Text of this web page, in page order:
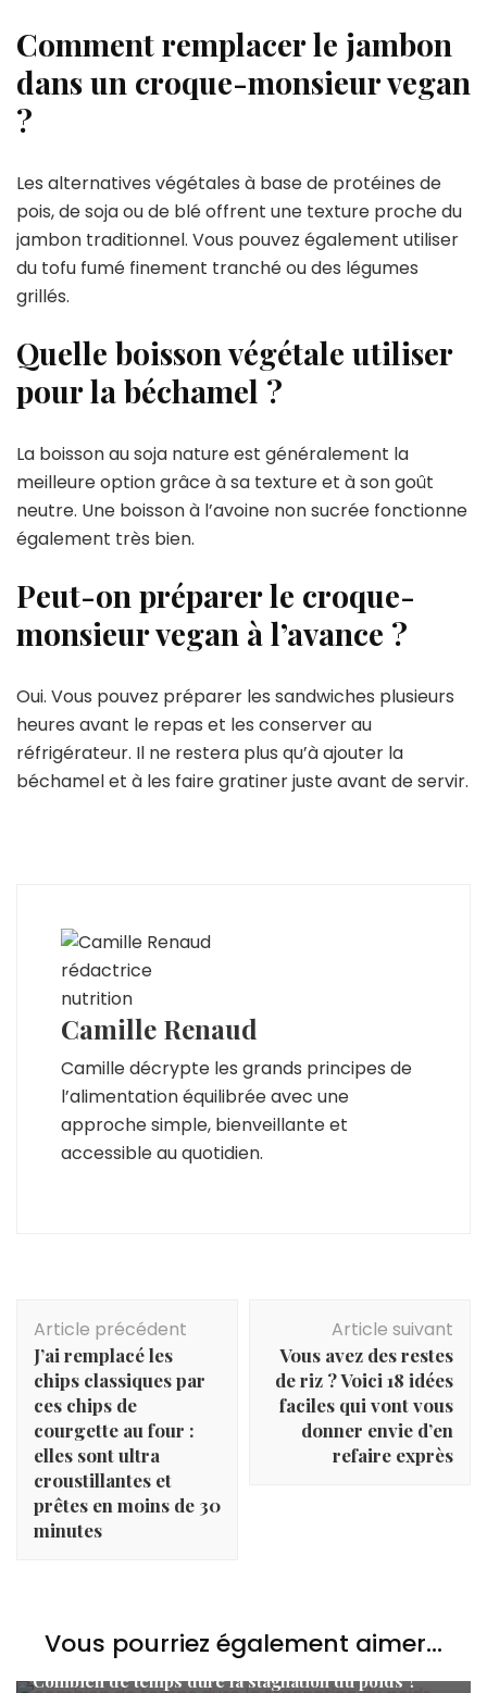
Comment remplacer le jambon
dans un croque-monsieur vegan
?
Les alternatives végétales à base de protéines de
pois, de soja ou de blé offrent une texture proche du
jambon traditionnel. Vous pouvez également utiliser
du tofu fumé finement tranché ou des légumes
grillés.
Quelle boisson végétale utiliser
pour la béchamel ?
La boisson au soja nature est généralement la
meilleure option grâce à sa texture et à son goût
neutre. Une boisson à l’avoine non sucrée fonctionne
également très bien.
Peut-on préparer le croque-
monsieur vegan à l’avance ?
Oui. Vous pouvez préparer les sandwiches plusieurs
heures avant le repas et les conserver au
réfrigérateur. Il ne restera plus qu’à ajouter la
béchamel et à les faire gratiner juste avant de servir.
Camille Renaud
Camille décrypte les grands principes de
l’alimentation équilibrée avec une
approche simple, bienveillante et
accessible au quotidien.
Navigation
d'article
Article précédent
J’ai remplacé les
chips classiques par
ces chips de
courgette au four :
elles sont ultra
croustillantes et
prêtes en moins de 30
minutes
Article suivant
Vous avez des restes
de riz ? Voici 18 idées
faciles qui vont vous
donner envie d’en
refaire exprès
Vous pourriez également aimer...
Minceur, Nutrition
Combien de temps dure la stagnation du poids ?